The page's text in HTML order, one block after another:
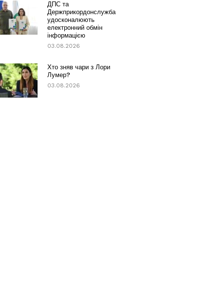
ДПС та
Держприкордонслужба
удосконалюють
електронний обмін
інформацією
03.08.2026
Хто зняв чари з Лори
Лумер?
03.08.2026